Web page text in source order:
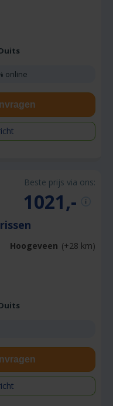
online
Beste prijs via ons:
1021,-
Hoogeveen (+28 km)